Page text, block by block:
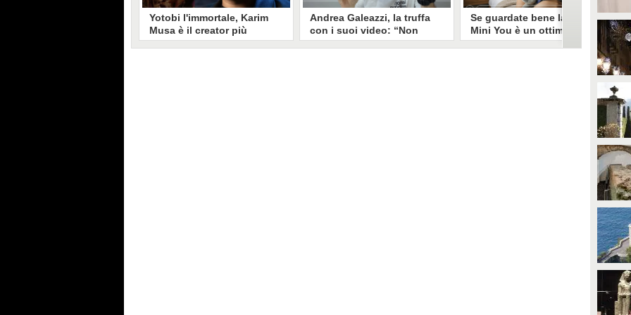
Yotobi l'immortale, Karim
Musa è il creator più
longevo in Italia: il suo
Andrea Galeazzi, la truffa
con i suoi video: “Non
sono io quello. Mi hanno
Se guardate bene la foto
Mini You è un ottimo modo
per regalare i dati
Il nuovo trend su Instagram, Mini
generativa. Si stimano 40 milioni
essere "preda" di voraci algoritmi